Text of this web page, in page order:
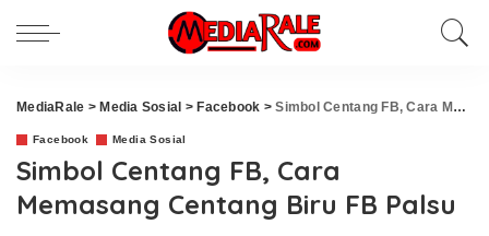
MediaRale > Media Sosial > Facebook >Simbol Centang FB, Cara Memasang Centang Biru FB Palsu
Facebook Media Sosial
Simbol Centang FB, Cara
Memasang Centang Biru FB Palsu